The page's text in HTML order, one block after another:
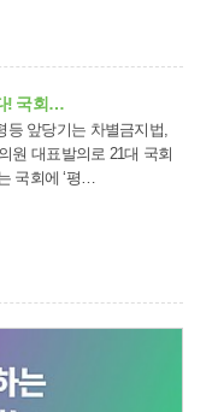
! 국회…
등 앞당기는 차별금지법,
국회에 ‘평…